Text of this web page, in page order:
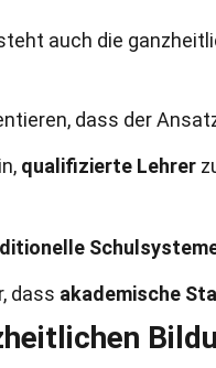
auch die
dass der
qualifizierte Lehrer
dass akademische